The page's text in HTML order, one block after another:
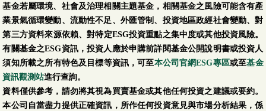
基金若屬環境、社會及治理相關主題基金，相關基金之風險可能含有產
業景氣循環變動、流動性不足、外匯管制、投資地區政經社會變動、對
第三方資料來源依賴、對特定ESG投資重點之集中度或其他投資風險。
有關基金之ESG資訊，投資人應於申購前詳閱基金公開說明書或投資人
須知所載之所有特色及目標等資訊，可至本公司官網ESG專區或至基金
資訊觀測站進行查詢。
資料僅供參考，請勿將其視為買賣基金或其他任何投資之建議或要約。
本公司自當盡力提供正確資訊，所作任何投資意見與市場分析結果，係